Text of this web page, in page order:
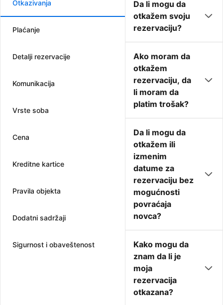
Otkazivanja
Plaćanje
Detalji rezervacije
Komunikacija
Vrste soba
Cena
Kreditne kartice
Pravila objekta
Dodatni sadržaji
Sigurnost i obaveštenost
Da li mogu da
otkažem svoju
rezervaciju?
Ako moram da
otkažem
rezervaciju, da
li moram da
platim trošak?
Da li mogu da
otkažem ili
izmenim
datume za
rezervaciju bez
mogućnosti
povraćaja
novca?
Kako mogu da
znam da li je
moja
rezervacija
otkazana?